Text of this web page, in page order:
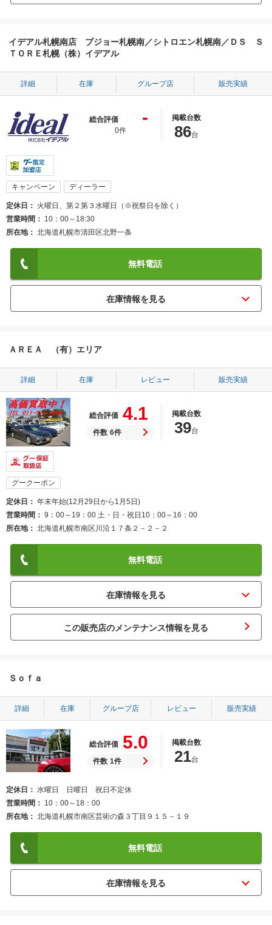
イデアル札幌南店 プジョー札幌南／シトロエン札幌南／ＤＳ Ｓ
ＴＯＲＥ札幌（株）イデアル
詳細 在庫 グループ店 販売実績
総合評価 -
0件
掲載台数
86台
キャンペーン ディーラー
定休日
火曜日、第２第３水曜日（※祝祭日を除く）
営業時間
10：00～18:30
所在地
北海道札幌市清田区北野一条
無料電話
ＡＲＥＡ （有）エリア
詳細 在庫 レビュー 販売実績
総合評価 4.1
件数 6件
掲載台数
39台
グークーポン
定休日
年末年始(12月29日から1月5日)
営業時間
9：00～19：00 土・日・祝日10：00～16：00
所在地
北海道札幌市南区川沿１７条２－２－２
無料電話
この販売店のメンテナンス情報を見る
Ｓｏｆａ
詳細 在庫 グループ店 レビュー 販売実績
総合評価 5.0
件数 1件
掲載台数
21台
定休日
水曜日 日曜日 祝日不定休
営業時間
10：00～18：00
所在地
北海道札幌市南区芸術の森３丁目９１５－１９
無料電話